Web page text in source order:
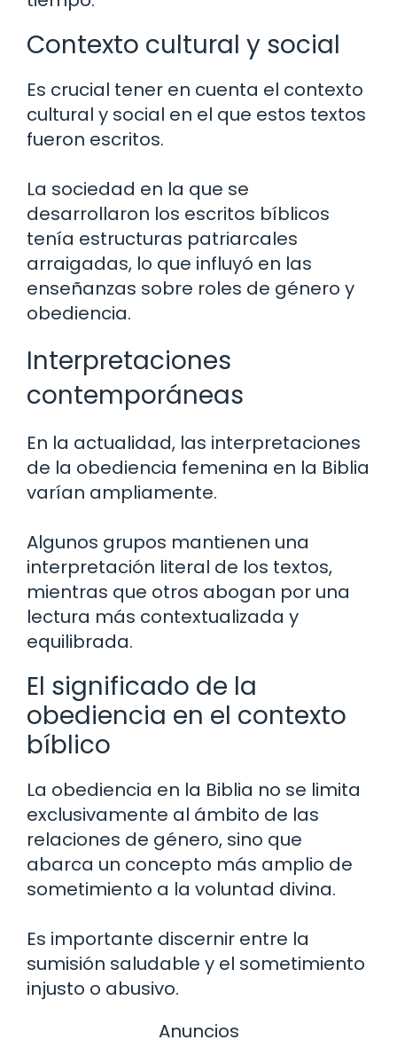
Contexto cultural y social
Es crucial tener en cuenta el contexto
cultural y social en el que estos textos
fueron escritos.
La sociedad en la que se
desarrollaron los escritos bíblicos
tenía estructuras patriarcales
arraigadas, lo que influyó en las
enseñanzas sobre roles de género y
obediencia.
Interpretaciones
contemporáneas
En la actualidad, las interpretaciones
de la obediencia femenina en la Biblia
varían ampliamente.
Algunos grupos mantienen una
interpretación literal de los textos,
mientras que otros abogan por una
lectura más contextualizada y
equilibrada.
El significado de la
obediencia en el contexto
bíblico
La obediencia en la Biblia no se limita
exclusivamente al ámbito de las
relaciones de género, sino que
abarca un concepto más amplio de
sometimiento a la voluntad divina.
Es importante discernir entre la
sumisión saludable y el sometimiento
injusto o abusivo.
Anuncios